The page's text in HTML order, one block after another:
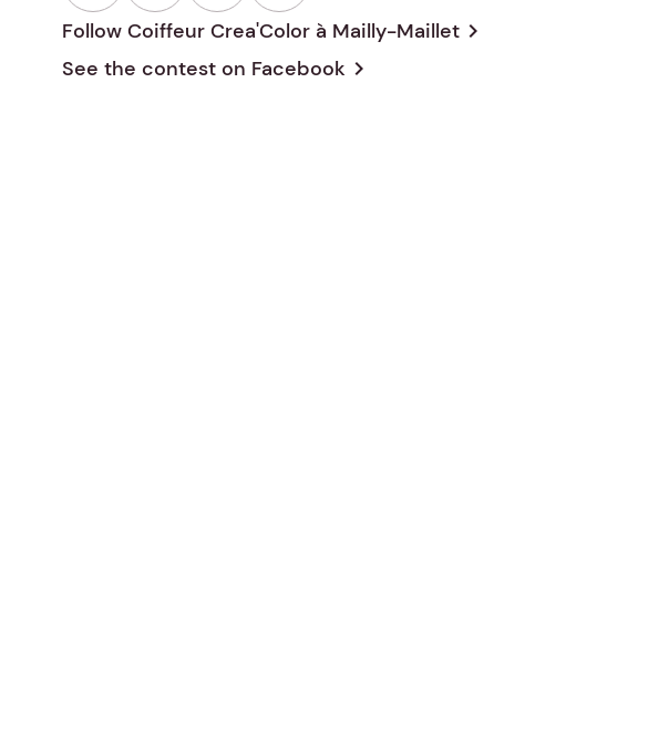
Follow Coiffeur Crea'Color à Mailly-Maillet chevron_right
See the contest on Facebook chevron_right